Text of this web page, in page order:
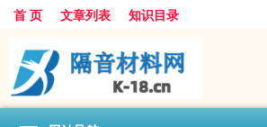
首 页 文章列表 知识目录